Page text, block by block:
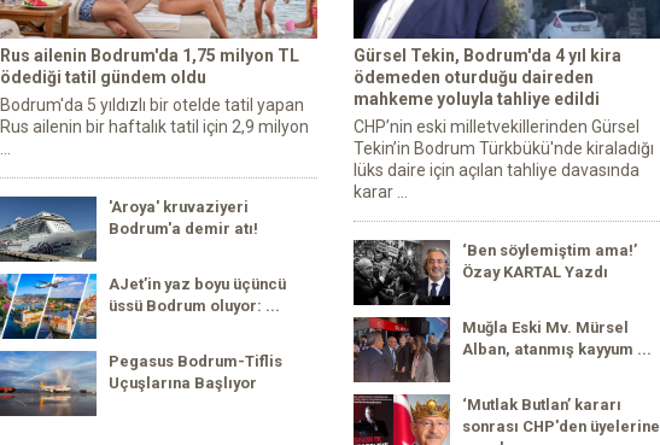
Rus ailenin Bodrum'da 1,75 milyon TL
ödediği tatil gündem oldu
Bodrum'da 5 yıldızlı bir otelde tatil yapan
Rus ailenin bir haftalık tatil için 2,9 milyon
...
'Aroya' kruvaziyeri
Bodrum'a demir atı!
AJet’in yaz boyu üçüncü
üssü Bodrum oluyor: ...
Pegasus Bodrum-Tiflis
Uçuşlarına Başlıyor
Gürsel Tekin, Bodrum'da 4 yıl kira
ödemeden oturduğu daireden
mahkeme yoluyla tahliye edildi
CHP’nin eski milletvekillerinden Gürsel
Tekin’in Bodrum Türkbükü'nde kiraladığı
lüks daire için açılan tahliye davasında
karar ...
‘Ben söylemiştim ama!’
Özay KARTAL Yazdı
Muğla Eski Mv. Mürsel
Alban, atanmış kayyum ...
‘Mutlak Butlan’ kararı
sonrası CHP'den üyelerine